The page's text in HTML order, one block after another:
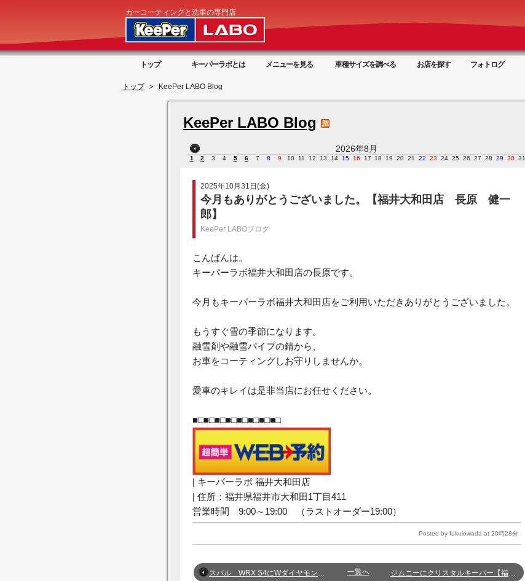
カーコーティングと洗車の専門店
トップ キーパーラボとは メニューを見る 車種サイズを調べる お店を探す フォトログ
トップ KeePer LABO Blog
KeePer LABO Blog
2026年8月
1 2 3 4 5 6 7 8 9 10 11 12 13 14 15 16 17 18 19 20 21 22 23 24 25 26 27 28 29 30 31
2025年10月31日(金)
今月もありがとうございました。【福井大和田店 長原 健一
郎】
KeePer LABOブログ
こんばんは。
キーパーラボ福井大和田店の長原です。
今月もキーパーラボ福井大和田店をご利用いただきありがとうございました。
もうすぐ雪の季節になります。
融雪剤や融雪パイプの錆から、
お車をコーティングしお守りしませんか。
愛車のキレイは是非当店にお任せください。
■□■□■□■□■□■□■□■□
| キーパーラボ 福井大和田店
| 住所：福井県福井市大和田1丁目411
営業時間 9:00～19:00 （ラストオーダー19:00）
Posted by fukuiowada at 20時28分
スバル WRX S4にWダイヤモンドキーパープレミアム施工！【福井大和田店 長原 健一郎】 一覧へ ジムニーにクリスタルキーパー【福井大和田店 上栗桃】